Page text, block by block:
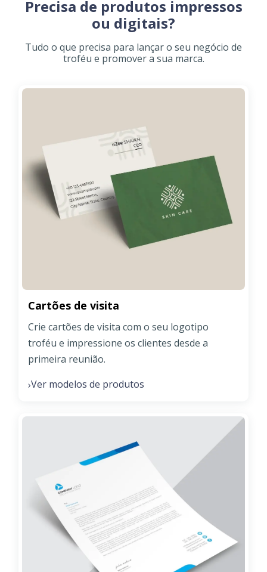
Precisa de produtos impressos
ou digitais?
Tudo o que precisa para lançar o seu negócio de
troféu e promover a sua marca.
Cartões de visita
Crie cartões de visita com o seu logotipo
troféu e impressione os clientes desde a
primeira reunião.
›Ver modelos de produtos